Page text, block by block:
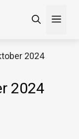
2024
2024
Produkte im